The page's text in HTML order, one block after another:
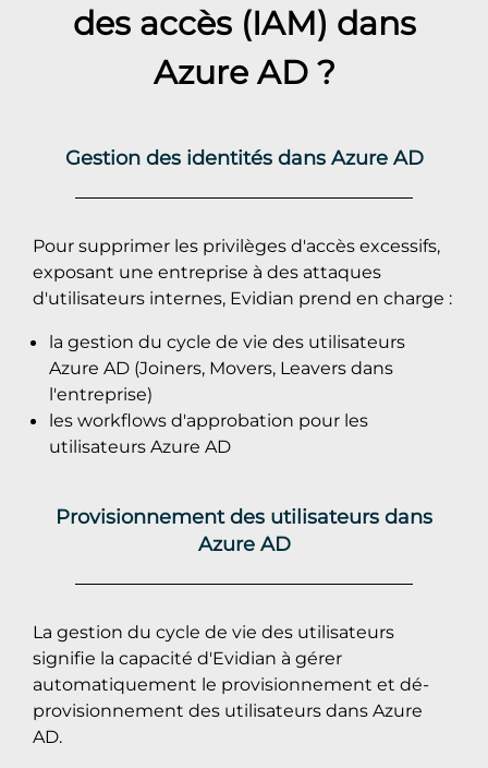
des accès (IAM) dans
Azure AD?
Gestion des identités dans Azure AD
Pour supprimer les privilèges d'accès excessifs,
exposant une entreprise à des attaques
d'utilisateurs internes, Evidian prend en charge :
la gestion du cycle de vie des utilisateurs
Azure AD (Joiners, Movers, Leavers dans
l'entreprise)
les workflows d'approbation pour les
utilisateurs Azure AD
Provisionnement des utilisateurs dans
Azure AD
La gestion du cycle de vie des utilisateurs
signifie la capacité d'Evidian à gérer
automatiquement le provisionnement et dé-
provisionnement des utilisateurs dans Azure
AD.